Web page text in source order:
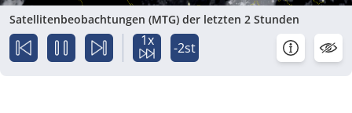
Satellitenbeobachtungen (MTG) der letzten 2 Stunden
1x -2st